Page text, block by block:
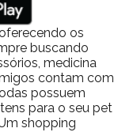
os
buscando
medicina
contam com
possuem
para o seu pet
shopping